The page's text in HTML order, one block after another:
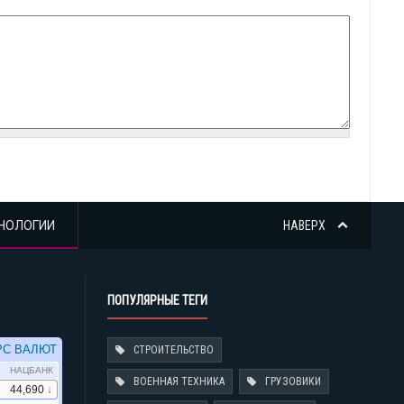
НАВЕРХ
ПОПУЛЯРНЫЕ ТЕГИ
СТРОИТЕЛЬСТВО
ВОЕННАЯ ТЕХНИКА ГРУЗОВИКИ